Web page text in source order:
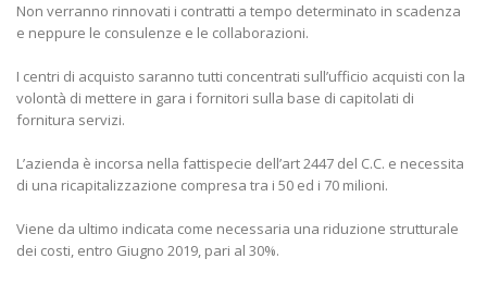
Non verranno rinnovati i contratti a tempo determinato in scadenza
e neppure le consulenze e le collaborazioni.
I centri di acquisto saranno tutti concentrati sull’ufficio acquisti con la
volontà di mettere in gara i fornitori sulla base di capitolati di
fornitura servizi.
L’azienda è incorsa nella fattispecie dell’art 2447 del C.C. e necessita
di una ricapitalizzazione compresa tra i 50 ed i 70 milioni.
Viene da ultimo indicata come necessaria una riduzione strutturale
dei costi, entro Giugno 2019, pari al 30%.